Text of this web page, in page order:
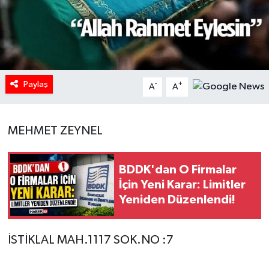
Paylaş A- A+
MEHMET ZEYNEL
BDDK'dan O Firmalar
İçin Yeni Karar: Limitler
Yeniden Düzenlendi!
İSTİKLAL MAH.1117 SOK.NO :7
İlginç
KÜLTÜR SANAT
MAGAZİN
Oyun
POLİTİKA
RESMİ İLANLAR
SAĞLIK
Spor